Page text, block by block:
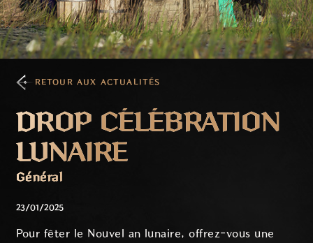
RETOUR AUX ACTUALITÉS
DROP CÉLÉBRATION
LUNAIRE
Général
23/01/2025
Pour fêter le Nouvel an lunaire, offrez-vous une